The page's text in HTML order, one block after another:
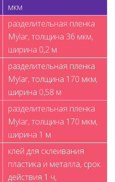
мкм
разделительная пленка
Mylar, толщина 36 мкм,
ширина 0,2 м
разделительная пленка
Mylar, толщина 170 мкм,
ширина 0,58 м
разделительная пленка
Mylar, толщина 170 мкм,
ширина 1 м
клей для склеивания
пластика и металла, срок
действия 1 ч,